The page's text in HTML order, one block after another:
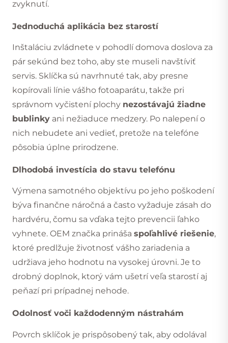
zvyknutí.
Jednoduchá aplikácia bez starostí
Inštaláciu zvládnete v pohodlí domova doslova za
pár sekúnd bez toho, aby ste museli navštíviť
servis. Sklíčka sú navrhnuté tak, aby presne
kopírovali línie vášho fotoaparátu, takže pri
správnom vyčistení plochy nezostávajú žiadne
bublinky ani nežiaduce medzery. Po nalepení o
nich nebudete ani vedieť, pretože na telefóne
pôsobia úplne prirodzene.
Dlhodobá investícia do stavu telefónu
Výmena samotného objektívu po jeho poškodení
býva finančne náročná a často vyžaduje zásah do
hardvéru, čomu sa vďaka tejto prevencii ľahko
vyhnete. OEM značka prináša spoľahlivé riešenie,
ktoré predlžuje životnosť vášho zariadenia a
udržiava jeho hodnotu na vysokej úrovni. Je to
drobný doplnok, ktorý vám ušetrí veľa starostí aj
peňazí pri prípadnej nehode.
Odolnosť voči každodenným nástrahám
Povrch sklíčok je prispôsobený tak, aby odolával